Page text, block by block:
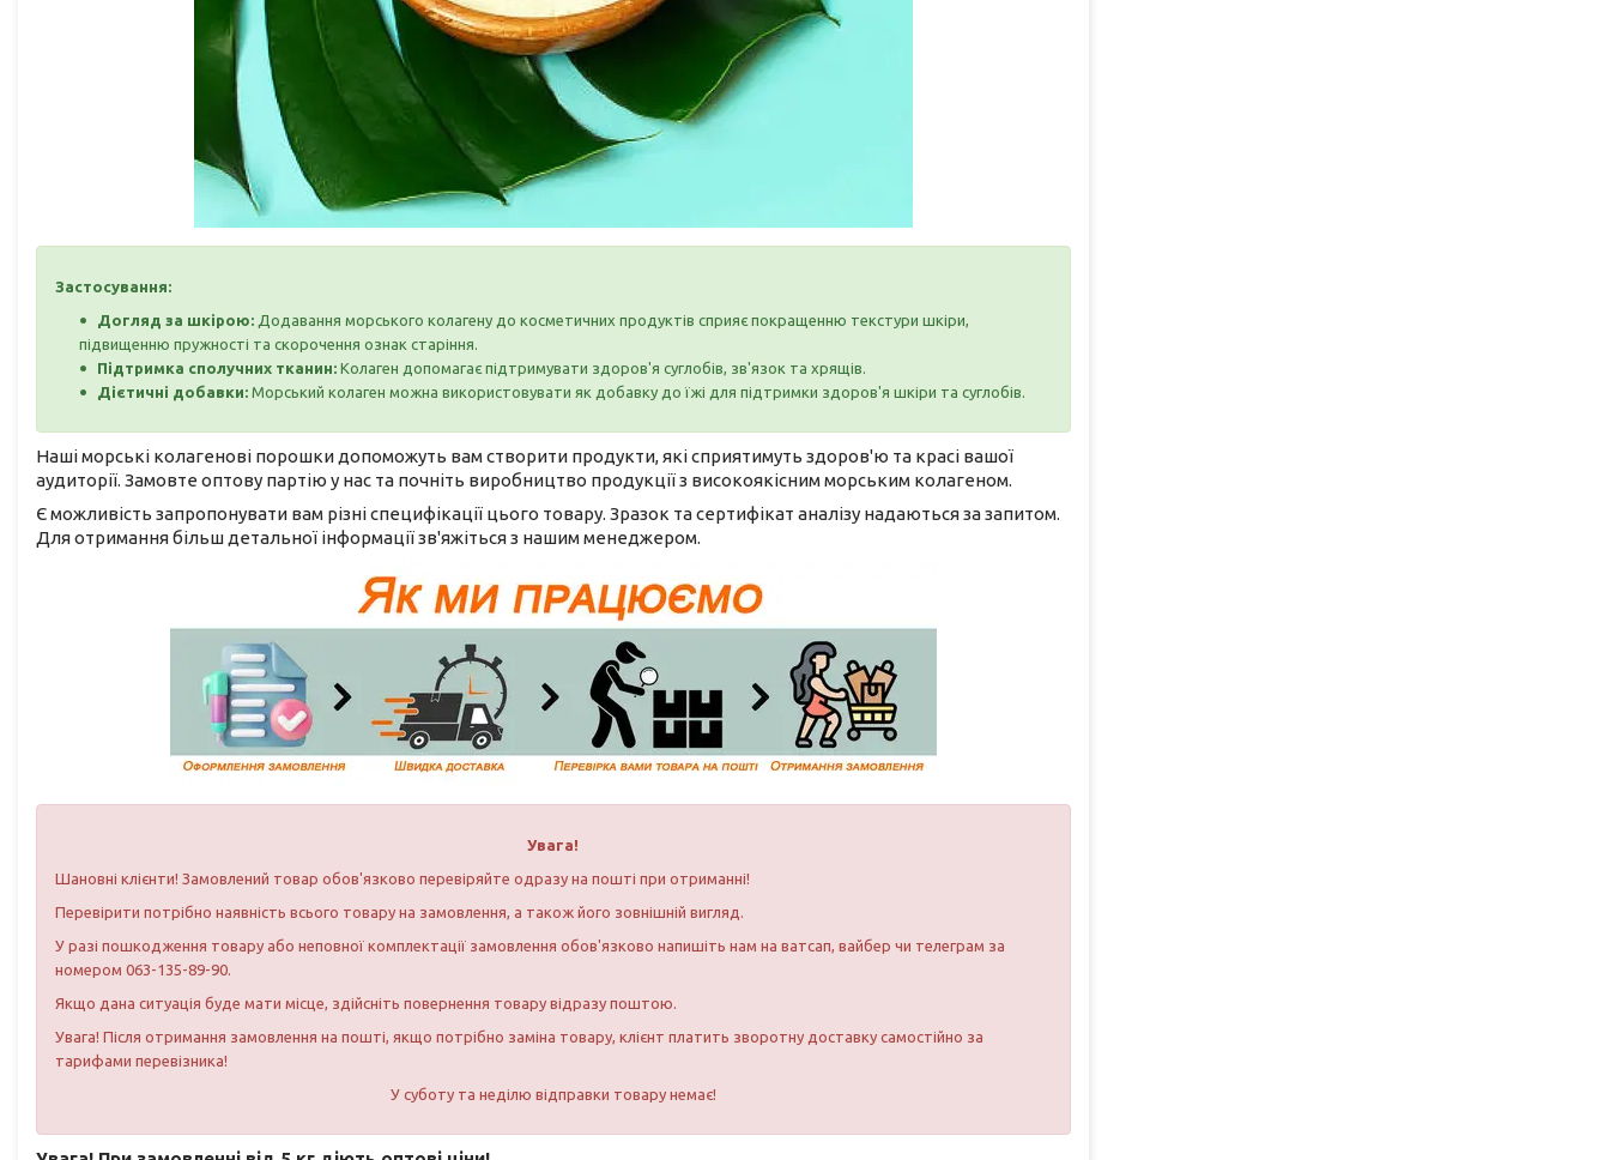
Застосування:
Догляд за шкірою: Додавання морського колагену до косметичних продуктів сприяє покращенню текстури шкіри,
підвищенню пружності та скорочення ознак старіння.
Підтримка сполучних тканин: Колаген допомагає підтримувати здоров'я суглобів, зв'язок та хрящів.
Дієтичні добавки: Морський колаген можна використовувати як добавку до їжі для підтримки здоров'я шкіри та суглобів.
Наші морські колагенові порошки допоможуть вам створити продукти, які сприятимуть здоров'ю та красі вашої
аудиторії. Замовте оптову партію у нас та почніть виробництво продукції з високоякісним морським колагеном.
Є можливість запропонувати вам різні специфікації цього товару. Зразок та сертифікат аналізу надаються за запитом.
Для отримання більш детальної інформації зв'яжіться з нашим менеджером.
Увага!
Шановні клієнти! Замовлений товар обов'язково перевіряйте одразу на пошті при отриманні!
Перевірити потрібно наявність всього товару на замовлення, а також його зовнішній вигляд.
У разі пошкодження товару або неповної комплектації замовлення обов'язково напишіть нам на ватсап, вайбер чи телеграм за
номером 063-135-89-90.
Якщо дана ситуація буде мати місце, здійсніть повернення товару відразу поштою.
Увага! Після отримання замовлення на пошті, якщо потрібно заміна товару, клієнт платить зворотну доставку самостійно за
тарифами перевізника!
У суботу та неділю відправки товару немає!